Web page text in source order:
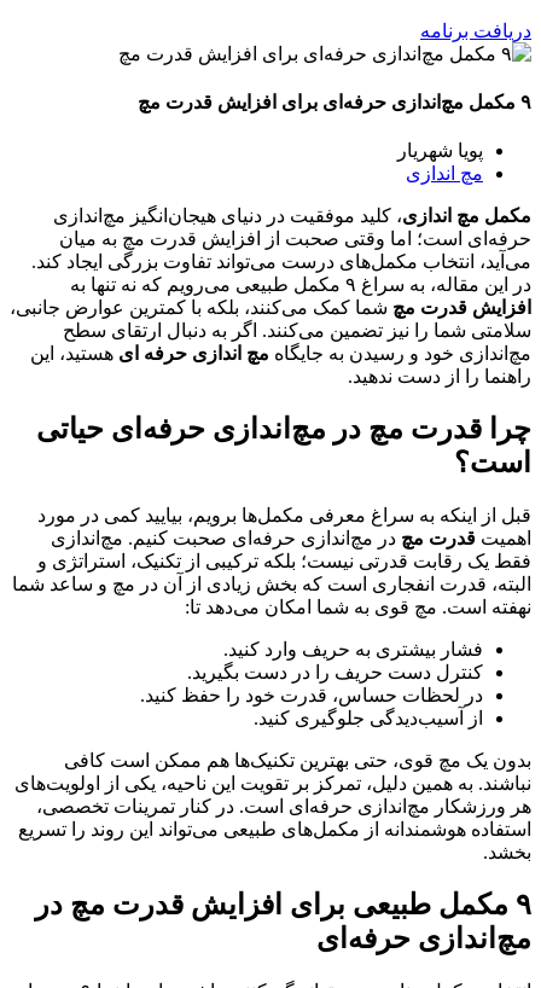
دریافت برنامه
۹ مکمل مچ‌اندازی حرفه‌ای برای افزایش قدرت مچ
پویا شهریار
مچ اندازی
مکمل مچ اندازی، کلید موفقیت در دنیای هیجان‌انگیز مچ‌اندازی
حرفه‌ای است؛ اما وقتی صحبت از افزایش قدرت مچ به میان
می‌آید، انتخاب مکمل‌های درست می‌تواند تفاوت بزرگی ایجاد کند.
در این مقاله، به سراغ ۹ مکمل طبیعی می‌رویم که نه تنها به
افزایش قدرت مچ شما کمک می‌کنند، بلکه با کمترین عوارض جانبی،
سلامتی شما را نیز تضمین می‌کنند. اگر به دنبال ارتقای سطح
مچ‌اندازی خود و رسیدن به جایگاه مچ اندازی حرفه ای هستید، این
راهنما را از دست ندهید.
چرا قدرت مچ در مچ‌اندازی حرفه‌ای حیاتی
است؟
قبل از اینکه به سراغ معرفی مکمل‌ها برویم، بیایید کمی در مورد
اهمیت قدرت مچ در مچ‌اندازی حرفه‌ای صحبت کنیم. مچ‌اندازی
فقط یک رقابت قدرتی نیست؛ بلکه ترکیبی از تکنیک، استراتژی و
البته، قدرت انفجاری است که بخش زیادی از آن در مچ و ساعد شما
نهفته است. مچ قوی به شما امکان می‌دهد تا:
فشار بیشتری به حریف وارد کنید.
کنترل دست حریف را در دست بگیرید.
در لحظات حساس، قدرت خود را حفظ کنید.
از آسیب‌دیدگی جلوگیری کنید.
بدون یک مچ قوی، حتی بهترین تکنیک‌ها هم ممکن است کافی
نباشند. به همین دلیل، تمرکز بر تقویت این ناحیه، یکی از اولویت‌های
هر ورزشکار مچ‌اندازی حرفه‌ای است. در کنار تمرینات تخصصی،
استفاده هوشمندانه از مکمل‌های طبیعی می‌تواند این روند را تسریع
بخشد.
۹ مکمل طبیعی برای افزایش قدرت مچ در
مچ‌اندازی حرفه‌ای